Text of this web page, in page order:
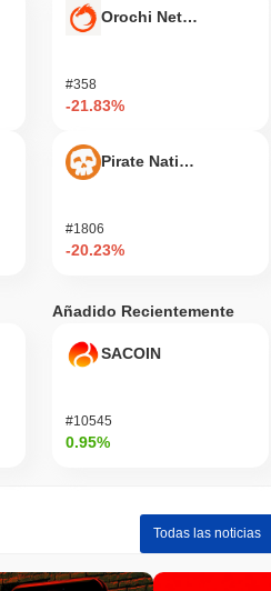
Orochi Network
#358
-21.83%
Pirate Nation Token
#1806
-20.23%
Añadido Recientemente
SACOIN
#10545
0.95%
Todas las noticias